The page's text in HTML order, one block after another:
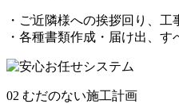
・ご近隣様への挨拶回り、
・各種書類作成・届け出、す
02 むだのない施工計画